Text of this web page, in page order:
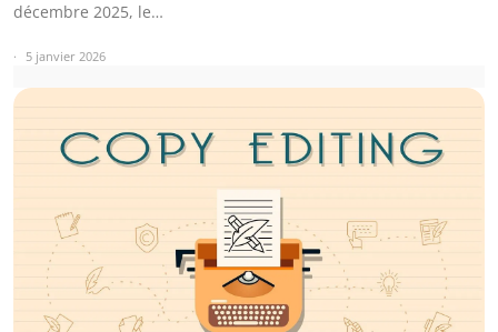
décembre 2025, le…
5 janvier 2026